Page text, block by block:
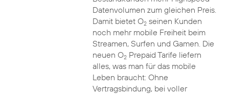
Datenvolumen zum gleichen Preis.
Damit bietet O2seinen Kunden
noch mehr mobile Freiheit beim
Streamen, Surfen und Gamen. Die
neuen O2Prepaid Tarife liefern
alles, was man für das mobile
Leben braucht: Ohne
Vertragsbindung, bei voller